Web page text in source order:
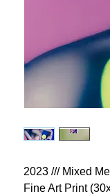
2023 /// Mixed
Fine Art Print